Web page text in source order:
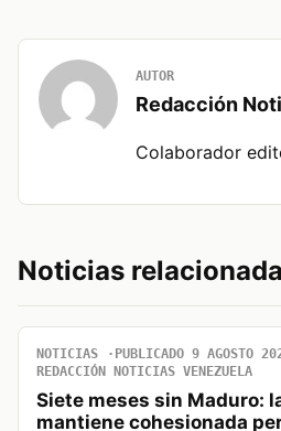
AUTOR
Redacción
Colaborador
Noticias
NOTICIAS PUBLICADO 9 AGOSTO
REDACCIÓN NOTICIAS VENEZUELA
Siete meses sin Maduro:
mantiene cohesionada